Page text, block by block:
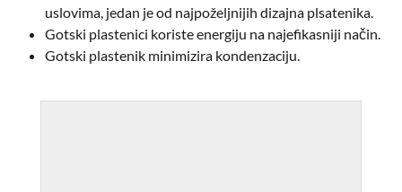
uslovima, jedan je od najpoželjnijih dizajna plsatenika.
Gotski plastenici koriste energiju na najefikasniji način.
Gotski plastenik minimizira kondenzaciju.